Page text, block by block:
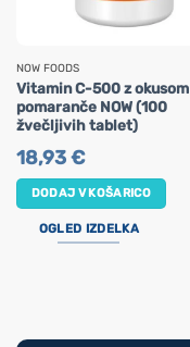
NOW FOODS
Vitamin C-500 z okusom
pomaranče NOW (100
žvečljivih tablet)
18,93€
DODAJ V KOŠARICO
OGLED IZDELKA